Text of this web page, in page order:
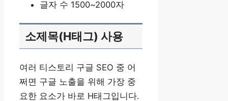
글자 수 1500~2000자
소제목(H태그) 사용
여러 티스토리 구글 SEO 중 어
쩌면 구글 노출을 위해 가장 중
요한 요소가 바로 H태그입니다.